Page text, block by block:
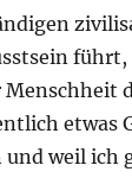
etwas
weil ich